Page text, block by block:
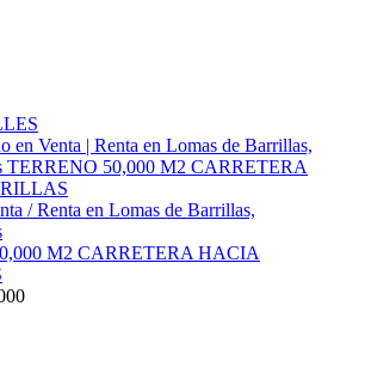
/ Renta en Lomas de Barrillas,
M2 CARRETERA HACIA